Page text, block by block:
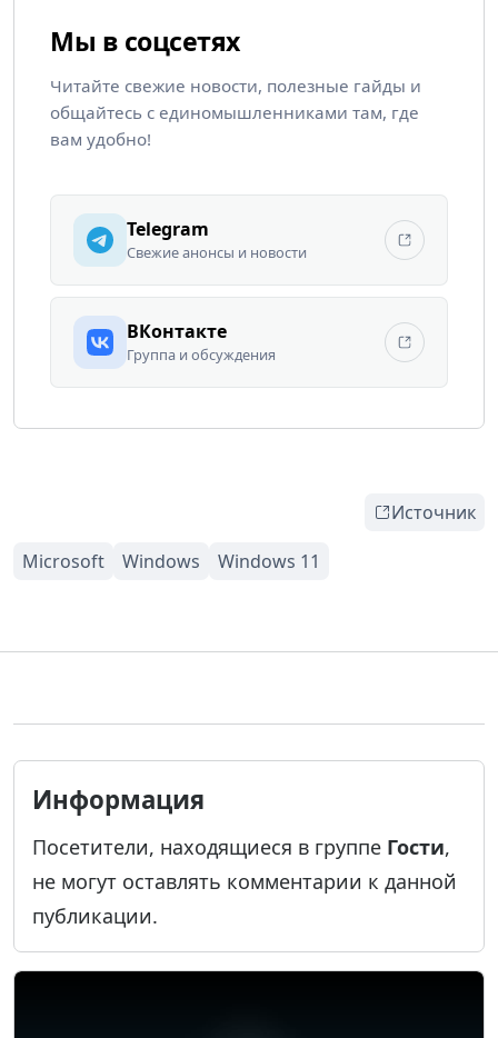
Мы в соцсетях
Читайте свежие новости, полезные гайды и
общайтесь с единомышленниками там, где
вам удобно!
Telegram
Свежие анонсы и новости
ВКонтакте
Группа и обсуждения
Источник
Информация
Посетители, находящиеся в группе Гости,
не могут оставлять комментарии к данной
публикации.